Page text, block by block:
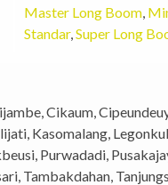
Master Long Boom,
Standar,Super Long
Cikaum,
Kasomalang,
Purwadadi,
Tambakdahan,